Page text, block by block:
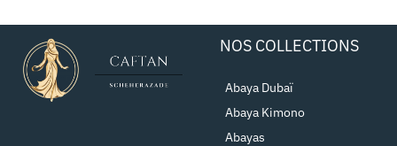
NOS COLLECTIONS
Abaya Dubaï
Abaya Kimono
Abayas